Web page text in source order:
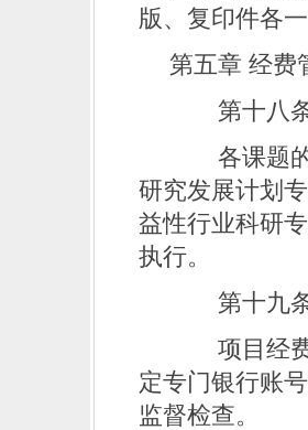
版、复印件各
第五章 经费
第十八条
各课题的
研究发展计划
益性行业科研
执行。
第十九条
项目经费
定专门银行账
监督检查。